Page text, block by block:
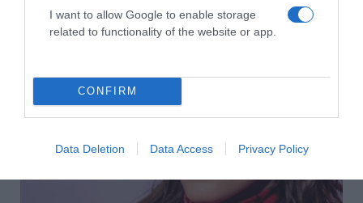
I want to allow Google to enable storage
related to functionality of the website or app.
CONFIRM
Data Deletion Data Access Privacy Policy